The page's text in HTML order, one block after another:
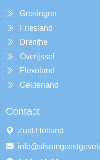
Groningen
Friesland
Drenthe
Overijssel
Flevoland
Gelderland
Contact
Zuid-Holland